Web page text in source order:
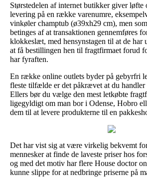
Størstedelen af internet butikker giver løfte
levering på en række varenumre,
vinkøler champtub (ø39xh29 cm), men
betinges af at transaktionen gennemføres
klokkeslæt, med hensynstagen til at de har
at få bestillingen hen til fragtfirmaet forud
har fyraften.
En række online outlets byder på gebyrfri
fleste tilfælde er det påkrævet at du
Ellers bør du vælge den mest letkøbte
ligegyldigt om man bor i Odense, Hobro
dem til at levere produkterne til en
Det har vist sig at være virkelig bekvemt
mennesker at finde de laveste priser hos
og med det motiv har flere House doctor
kunne slippe for at nedbringe priserne på